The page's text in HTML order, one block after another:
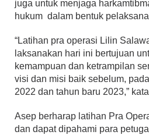
juga untuk menjaga
hukum dalam bentuk
“Latihan pra operasi Lilin
laksanakan hari ini bertujuan
kemampuan dan ketrampilan
visi dan misi baik sebelum,
2022 dan tahun baru 2023,”
Asep berharap latihan Pra
dan dapat dipahami para